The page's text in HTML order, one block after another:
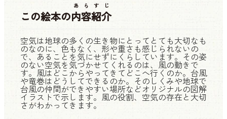
この絵本の内容紹介
あらすじ
空気は地球の多くの生き物にとってとても大切なも
のなのに、色もなく、形や重さも感じられないの
で、あることを気にせずにくらしています。その姿
のない空気を気づかせてくれるのは、風の動きで
す。風はどこからやってきてどこへ行くのか。台風
や竜巻はどうしてできるのか。そのしくみや地球で
台風の仲間ができやすい場所などオリジナルの図解
イラストで示します。風の役割、空気の存在と大切
さがわかってきます。